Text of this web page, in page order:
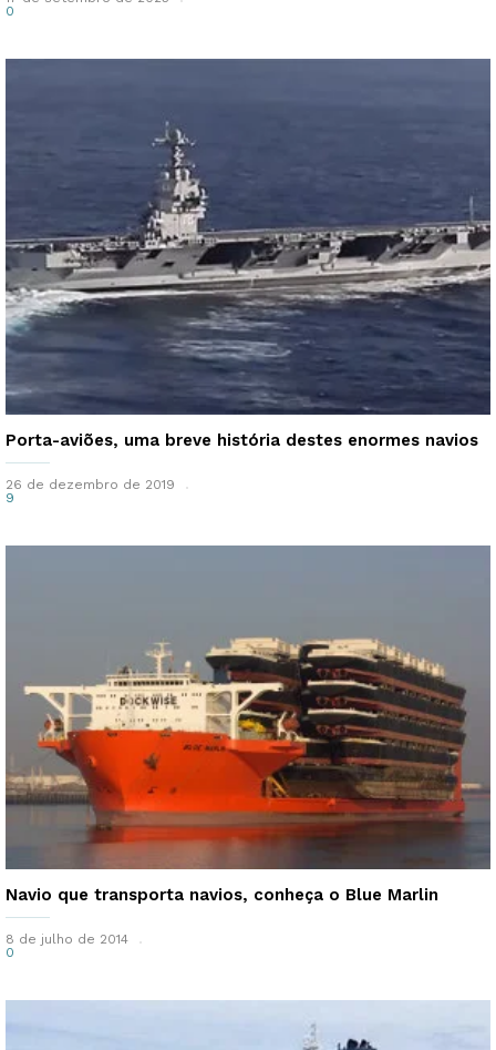
0
Porta-aviões, uma breve história destes enormes navios
26 de dezembro de 2019
9
Navio que transporta navios, conheça o Blue Marlin
8 de julho de 2014
0